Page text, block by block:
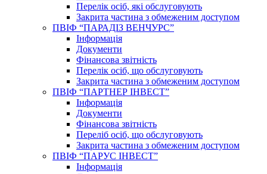
Перелік осіб, які обслуговують
Закрита частина з обмеженим доступом
ПВІФ “ПАРАДІЗ ВЕНЧУРС”
Інформація
Документи
Фінансова звітність
Перелік осіб, що обслуговують
Закрита частина з обмеженим доступом
ПВІФ “ПАРТНЕР ІНВЕСТ”
Інформація
Документи
Фінансова звітність
Переліб осіб, що обслуговують
Закрита частина з обмеженим доступом
ПВІФ “ПАРУС ІНВЕСТ”
Інформація